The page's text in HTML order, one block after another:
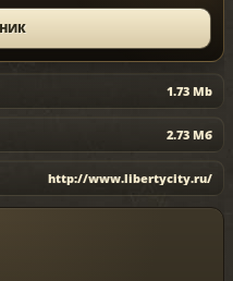
1.73 Mb
2.73 Мб
http://www.libertycity.ru/